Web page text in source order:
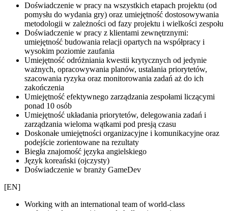
Doświadczenie w pracy na wszystkich etapach projektu (od
pomysłu do wydania gry) oraz umiejętność dostosowywania
metodologii w zależności od fazy projektu i wielkości zespołu
Doświadczenie w pracy z klientami zewnętrznymi:
umiejętność budowania relacji opartych na współpracy i
wysokim poziomie zaufania
Umiejętność odróżniania kwestii krytycznych od jedynie
ważnych, opracowywania planów, ustalania priorytetów,
szacowania ryzyka oraz monitorowania zadań aż do ich
zakończenia
Umiejętność efektywnego zarządzania zespołami liczącymi
ponad 10 osób
Umiejętność układania priorytetów, delegowania zadań i
zarządzania wieloma wątkami pod presją czasu
Doskonałe umiejętności organizacyjne i komunikacyjne oraz
podejście zorientowane na rezultaty
Biegła znajomość języka angielskiego
Język koreański (ojczysty)
Doświadczenie w branży GameDev
[EN]
Working with an international team of world-class